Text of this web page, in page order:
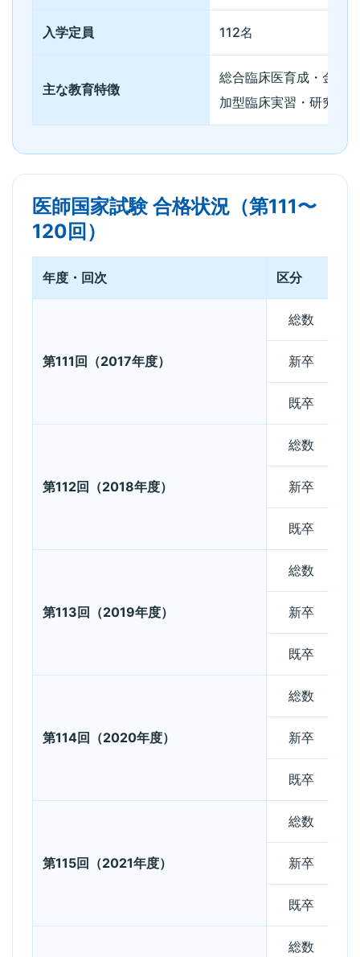
入学定員 112名
主な教育特徴
総合臨床医育成・金沢
加型臨床実習・研究教
医師国家試験 合格状況（第111〜
120回）
年度・回次 区分
第111回（2017年度）
総数
新卒
既卒
第112回（2018年度）
総数
新卒
既卒
第113回（2019年度）
総数
新卒
既卒
第114回（2020年度）
総数
新卒
既卒
第115回（2021年度）
総数
新卒
既卒
総数